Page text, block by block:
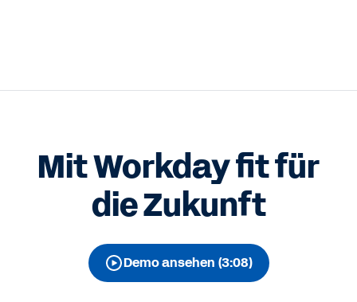
Mit Workday fit für
die Zukunft
Demo ansehen (3:08)